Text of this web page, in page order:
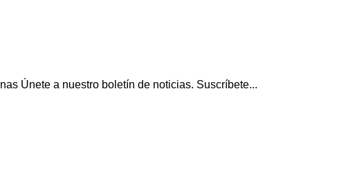
Únete a nuestro boletín de noticias. Suscríbete...